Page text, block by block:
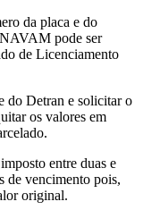
da placa e do
pode ser
de Licenciamento
do Detran e solicitar o
os valores em
entre duas e
de vencimento pois,
original.